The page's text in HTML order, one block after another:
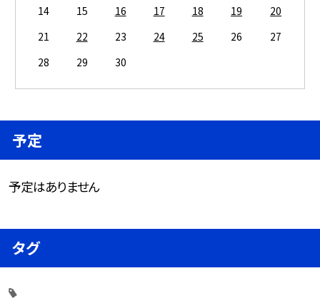
14
15 16 17 18 19
20
21
22 23 24 25 26
27
28
29 30
予定
予定はありません
タグ